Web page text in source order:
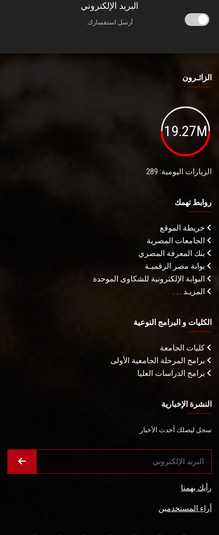
البريد الإلكتروني
أرسل استفسارك.
الزائـرون
19.27M
الزيارات اليومية: 289
روابط تهمك
خريطة الموقع
الجامعات المصرية
بنك المعرفة المصري
بوابة مصر الرقميـة
البوابة الإلكترونية للشكاوى الموحدة
المزيـد . . .
الكليات و البرامج النوعية
كليات الجامعة
برامج المرحلة الجامعية الأولى
برامج الدراسات العليا
النشرة الإخبارية
سجل ليصلك أحدث الأخبار
رأيك يهمنا
أراء المستخدمين